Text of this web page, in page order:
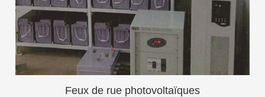
Feux de rue photovoltaïques